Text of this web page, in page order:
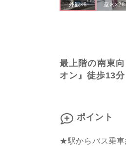
外観×6 室内×28
最上階の南東
オン』徒歩13
ポイント
★駅からバス乗車